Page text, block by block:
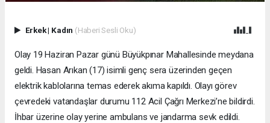
Erkek| Kadın (Haberi Sesli Oku)
Olay 19 Haziran Pazar günü Büyükpınar Mahallesinde meydana
geldi. Hasan Arıkan (17) isimli genç sera üzerinden geçen
elektrik kablolarına temas ederek akıma kapıldı. Olayı görev
çevredeki vatandaşlar durumu 112 Acil Çağrı Merkezi’ne bildirdi.
İhbar üzerine olay yerine ambulans ve jandarma sevk edildi.